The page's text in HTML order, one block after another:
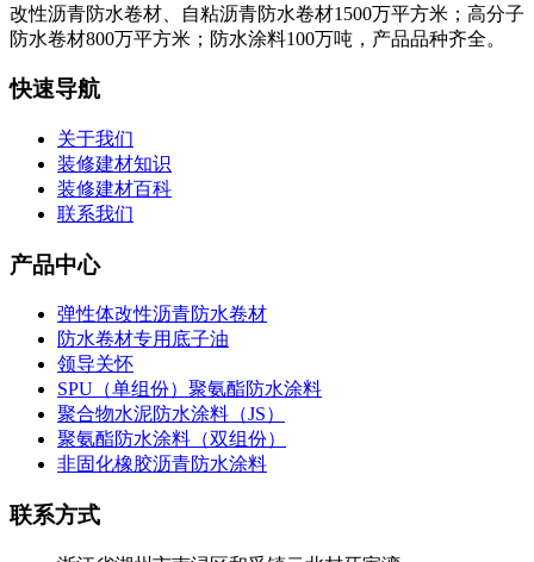
改性沥青防水卷材、自粘沥青防水卷材1500万平方米；高分子
防水卷材800万平方米；防水涂料100万吨，产品品种齐全。
快速导航
关于我们
装修建材知识
装修建材百科
联系我们
产品中心
弹性体改性沥青防水卷材
防水卷材专用底子油
领导关怀
SPU（单组份）聚氨酯防水涂料
聚合物水泥防水涂料（JS）
聚氨酯防水涂料（双组份）
非固化橡胶沥青防水涂料
联系方式